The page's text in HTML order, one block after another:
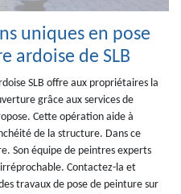
uniques en pose
ardoise de SLB
SLB offre aux propriétaires la
grâce aux services de
Cette opération aide à
de la structure. Dans ce
Son équipe de peintres experts
Contactez-la et
travaux de pose de peinture sur